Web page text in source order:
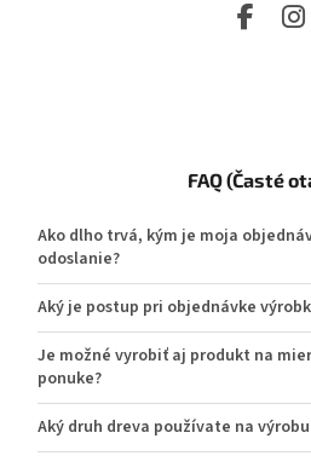
FAQ (Časté
Ako dlho trvá, kým je moja
odoslanie?
Aký je postup pri objednávke
Je možné vyrobiť aj produkt na
ponuke?
Aký druh dreva používate na